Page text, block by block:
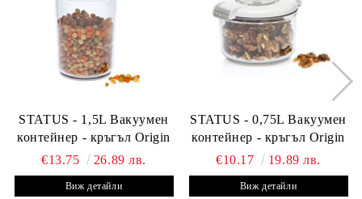
STATUS - 1,5L Вакуумен
контейнер - кръгъл Origin
€13.75
26.89 лв.
Виж детайли
STATUS - 0,75L Вакуумен
контейнер - кръгъл Origin
€10.17
19.89 лв.
Виж детайли